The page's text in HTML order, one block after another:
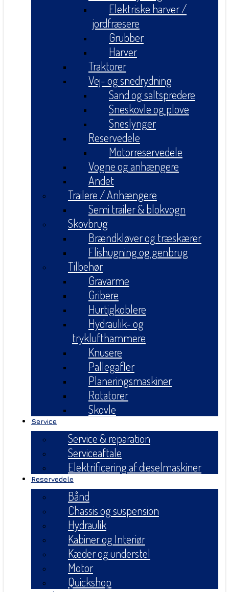
Elektriske harver /
jordfræsere
Grubber
Harver
Traktorer
Vej- og snedrydning
Sand og saltspredere
Sneskovle og plove
Sneslynger
Reservedele
Motorreservedele
Vogne og anhængere
Andet
Trailere / Anhængere
Semi trailer & blokvogn
Skovbrug
Brændkløver og træskærer
Flishugning og genbrug
Tilbehør
Gravarme
Gribere
Hurtigkoblere
Hydraulik- og
tryklufthammere
Knusere
Pallegafler
Planeringsmaskiner
Rotatorer
Skovle
Service
Service & reparation
Serviceaftale
Elektrificering af dieselmaskiner
Reservedele
Bånd
Chassis og suspension
Hydraulik
Kabiner og Interiør
Kæder og understel
Motor
Quickshop